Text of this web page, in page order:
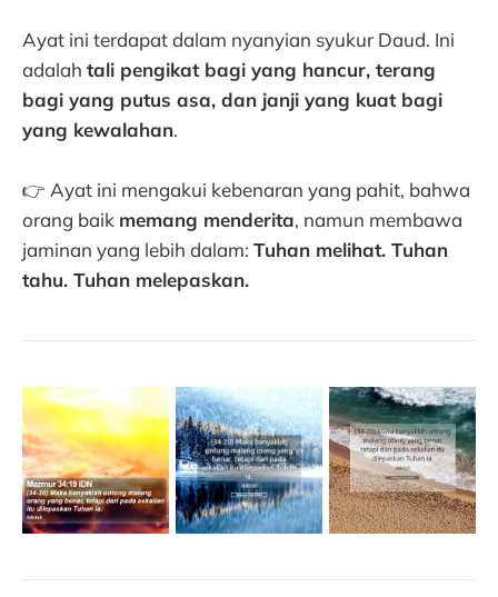
Ayat ini terdapat dalam nyanyian syukur Daud. Ini
adalah tali pengikat bagi yang hancur, terang
bagi yang putus asa, dan janji yang kuat bagi
yang kewalahan.
👉 Ayat ini mengakui kebenaran yang pahit, bahwa
orang baik memang menderita, namun membawa
jaminan yang lebih dalam: Tuhan melihat. Tuhan
tahu. Tuhan melepaskan.